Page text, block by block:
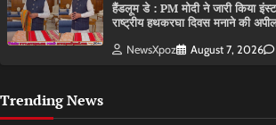
हैंडलूम डे : PM मोदी ने जारी किया
राष्ट्रीय हथकरघा दिवस मनाने की
NewsXpoz August 7, 2026
Trending News